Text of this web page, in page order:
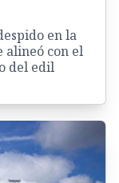
en la
alineó con el
del edil